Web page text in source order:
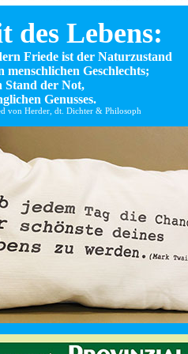
des Lebens:
Friede ist der Naturzustand
menschlichen Geschlechts;
Stand der Not,
Genusses.
von Herder, dt. Dichter & Philosoph